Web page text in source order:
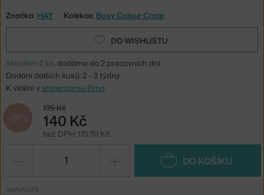
Značka: HAY Kolekce: Boxy Colour Crate
DO WISHLISTU
Skladem 2 ks, dodáme do 2 pracovních dní
Dodání dalších kusů: 2 - 3 týdny
K vidění v showroomu Brno
−20 %
175 Kč
140 Kč
bez DPH: 115,70 Kč
DO KOŠÍKU
VARIANTA